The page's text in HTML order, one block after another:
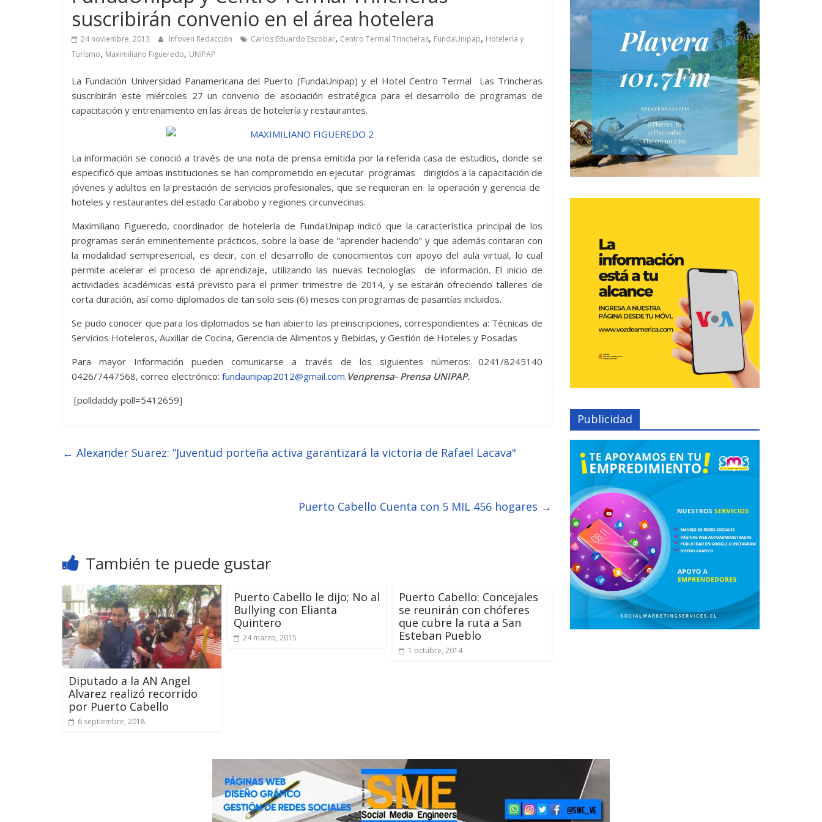
suscribirán convenio en el área hotelera
24 noviembre, 2013 Infoven Redacción Carlos Eduardo Escobar, Centro Termal Trincheras, FundaUnipap, Hotelería y
Turísmo, Maximiliano Figueredo, UNIPAP
La Fundación Universidad Panamericana del Puerto (FundaUnipap) y el Hotel Centro Termal Las Trincheras
suscribirán este miércoles 27 un convenio de asociación estratégica para el desarrollo de programas de
capacitación y entrenamiento en las áreas de hotelería y restaurantes.
La información se conoció a través de una nota de prensa emitida por la referida casa de estudios, donde se
especificó que ambas instituciones se han comprometido en ejecutar programas dirigidos a la capacitación de
jóvenes y adultos en la prestación de servicios profesionales, que se requieran en la operación y gerencia de
hoteles y restaurantes del estado Carabobo y regiones circunvecinas.
Maximiliano Figueredo, coordinador de hotelería de FundaUnipap indicó que la característica principal de los
programas serán eminentemente prácticos, sobre la base de “aprender haciendo” y que además contaran con
la modalidad semipresencial, es decir, con el desarrollo de conocimientos con apoyo del aula virtual, lo cual
permite acelerar el proceso de aprendizaje, utilizando las nuevas tecnologías de información. El inicio de
actividades académicas está previsto para el primer trimestre de 2014, y se estarán ofreciendo talleres de
corta duración, así como diplomados de tan solo seis (6) meses con programas de pasantías incluidos.
Se pudo conocer que para los diplomados se han abierto las preinscripciones, correspondientes a: Técnicas de
Servicios Hoteleros, Auxiliar de Cocina, Gerencia de Alimentos y Bebidas, y Gestión de Hoteles y Posadas
Para mayor Información pueden comunicarse a través de los siguientes números: 0241/8245140
0426/7447568, correo electrónico: fundaunipap2012@gmail.com.Venprensa- Prensa UNIPAP.
[polldaddy poll=5412659]
← Alexander Suarez: “Juventud porteña activa garantizará la victoria de Rafael Lacava"
Puerto Cabello Cuenta con 5 MIL 456 hogares →
También te puede gustar
Diputado a la AN Angel
Alvarez realizó recorrido
por Puerto Cabello
6 septiembre, 2018
Puerto Cabello le dijo; No al
Bullying con Elianta
Quintero
24 marzo, 2015
Puerto Cabello: Concejales
se reunirán con chóferes
que cubre la ruta a San
Esteban Pueblo
1 octubre, 2014
Publicidad